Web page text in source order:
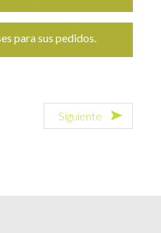
para sus pedidos.
Siguiente